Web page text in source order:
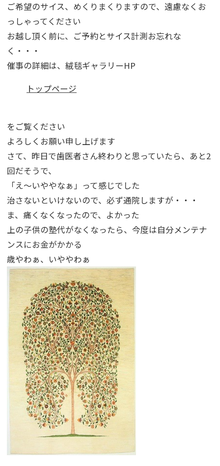
ご希望のサイス、めくりまくりますので、遠慮なくお
っしゃってください
お越し頂く前に、ご予約とサイス計測お忘れな
く・・・
催事の詳細は、絨毯ギャラリーHP
トップページ
をご覧ください
よろしくお願い申し上げます
さて、昨日で歯医者さん終わりと思っていたら、あと2
回だそうで、
「え～いややなぁ」って感じでした
治さないといけないので、必ず通院しますが・・・
ま、痛くなくなったので、よかった
上の子供の塾代がなくなったら、今度は自分メンテナ
ンスにお金がかかる
歳やわぁ、いややわぁ